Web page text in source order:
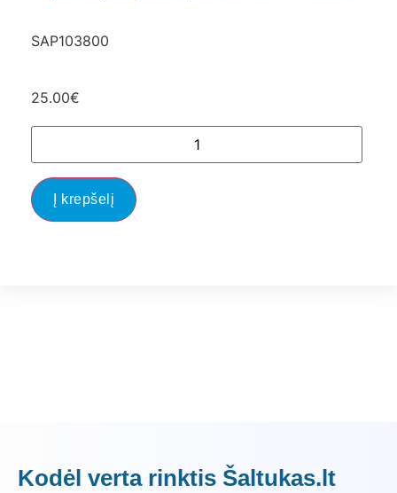
SAP103800
25.00€
Į krepšelį
Kodėl verta rinktis Šaltukas.lt